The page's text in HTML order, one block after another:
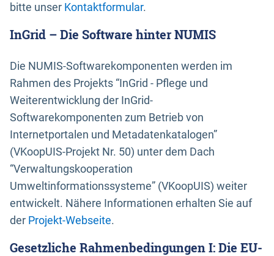
bitte unser Kontaktformular.
InGrid – Die Software hinter NUMIS
Die NUMIS-Softwarekomponenten werden im
Rahmen des Projekts “InGrid - Pflege und
Weiterentwicklung der InGrid-
Softwarekomponenten zum Betrieb von
Internetportalen und Metadatenkatalogen”
(VKoopUIS-Projekt Nr. 50) unter dem Dach
“Verwaltungskooperation
Umweltinformationssysteme” (VKoopUIS) weiter
entwickelt. Nähere Informationen erhalten Sie auf
der Projekt-Webseite.
Gesetzliche Rahmenbedingungen I: Die EU-